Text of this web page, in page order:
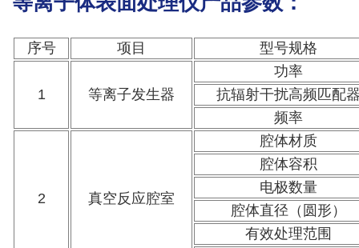
序号 项目 型号规格
1 等离子发生器
功率
抗辐射干扰高频匹配
频率
2 真空反应腔室
腔体材质
腔体容积
电极数量
腔体直径（圆形）
有效处理范围